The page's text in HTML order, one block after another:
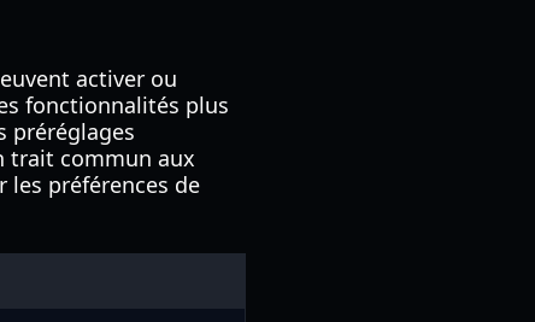
activer ou
fonctionnalités plus
préréglages
trait commun aux
les préférences de